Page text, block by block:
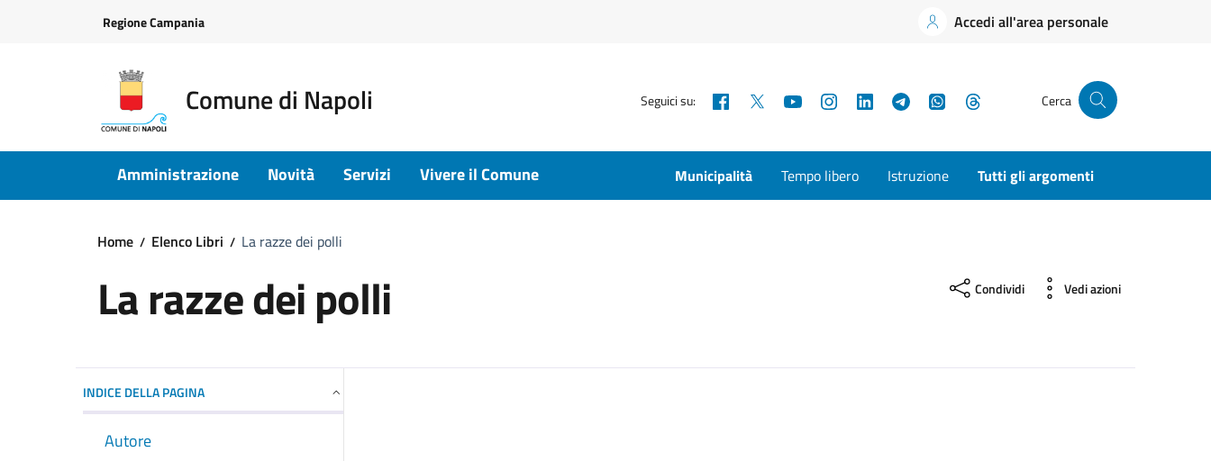
Regione Campania Accedi all'area personale
Comune di Napoli Seguici su: Facebook YouTubeInstagramLinkedInTelegramWhatsApp Cerca
Amministrazione Novità Servizi Vivere il Comune Municipalità Tempo libero Istruzione Tutti gli argomenti
Home Elenco Libri La razze dei polli
La razze dei polli Condividi Vedi azioni
INDICE DELLA PAGINA
Autore